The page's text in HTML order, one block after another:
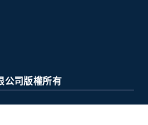
公司版權所有